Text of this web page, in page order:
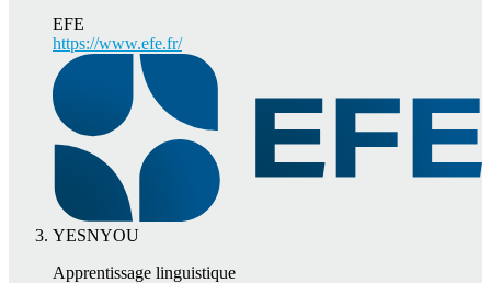
EFE
https://www.efe.fr/
YESNYOU
Apprentissage linguistique